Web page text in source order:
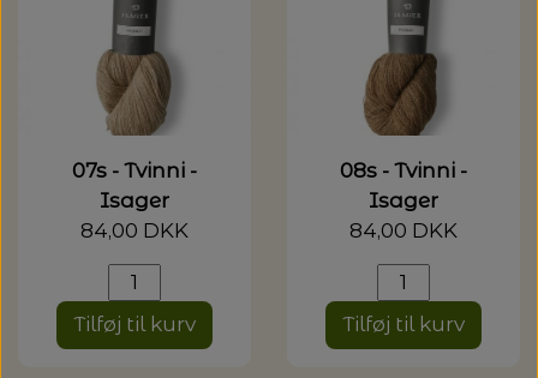
07s - Tvinni -
Isager
84,00 DKK
Tilføj til kurv
08s - Tvinni -
Isager
84,00 DKK
Tilføj til kurv